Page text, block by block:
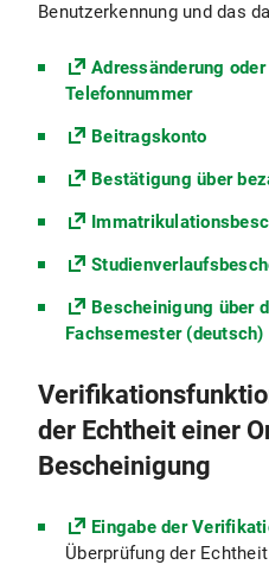
Benutzerkennung und das
Adressänderung
Telefonnummer
Beitragskonto
Bestätigung über
Bescheinigung über
Fachsemester (deutsch)
der Echtheit einer
Bescheinigung
Eingabe der
Überprüfung der